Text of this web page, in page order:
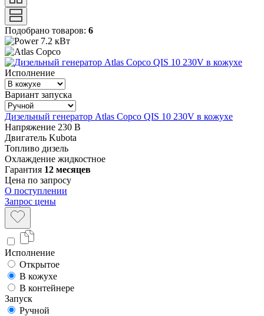
Подобрано товаров: 6
7.2 кВт
Исполнение
Вариант запуска
Дизельный генератор Atlas Copco QIS 10 230V в кожухе
Напряжение 230 В
Двигатель Kubota
Топливо дизель
Охлаждение жидкостное
Гарантия 12 месяцев
Цена по запросу
О поступлении
Запрос цены
Исполнение
Открытое
В кожухе
В контейнере
Запуск
Ручной